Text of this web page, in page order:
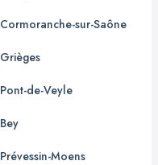
Cormoranche-sur-Saône
Grièges
Pont-de-Veyle
Bey
Prévessin-Moens